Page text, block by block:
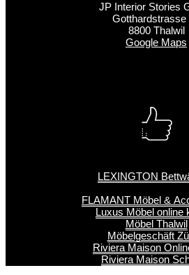
JP Interior Stories
Gotthardstrasse
8800 Thalwil
Google Maps
LEXINGTON
FLAMANT Möbel &
Luxus Möbel online
Möbel Thalwil
Möbelgeschäft
Riviera Maison
Riviera Maison